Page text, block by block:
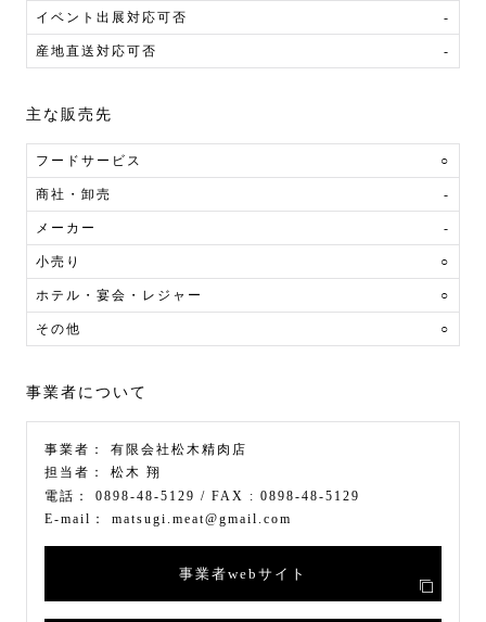
イベント出展対応可否 -
産地直送対応可否 -
主な販売先
フードサービス ○
商社・卸売 -
メーカー -
小売り ○
ホテル・宴会・レジャー ○
その他 ○
事業者について
事業者： 有限会社松木精肉店
担当者： 松木 翔
電話： 0898-48-5129 / FAX : 0898-48-5129
E-mail： matsugi.meat@gmail.com
事業者webサイト